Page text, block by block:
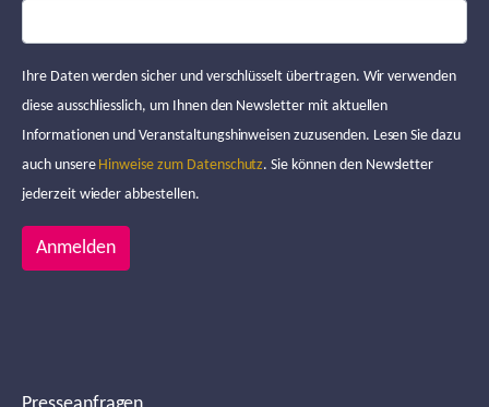
Ihre Daten werden sicher und verschlüsselt übertragen. Wir verwenden
diese ausschliesslich, um Ihnen den Newsletter mit aktuellen
Informationen und Veranstaltungshinweisen zuzusenden. Lesen Sie dazu
auch unsere Hinweise zum Datenschutz. Sie können den Newsletter
jederzeit wieder abbestellen.
Anmelden